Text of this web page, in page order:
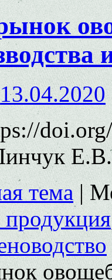
13.04.2020
тема |
продукция